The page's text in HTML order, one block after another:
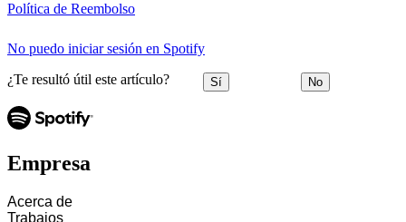
Política de Reembolso
No puedo iniciar sesión en Spotify
¿Te resultó útil este artículo? Sí No
Empresa
Acerca de
Trabajos